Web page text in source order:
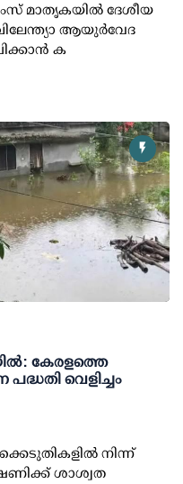
മാതൃകയില്‍ ദേശീയ
ആയുര്‍വേദ
ക
കേരളത്തെ
വെളിച്ചം
നിന്ന്
ശാശ്വത